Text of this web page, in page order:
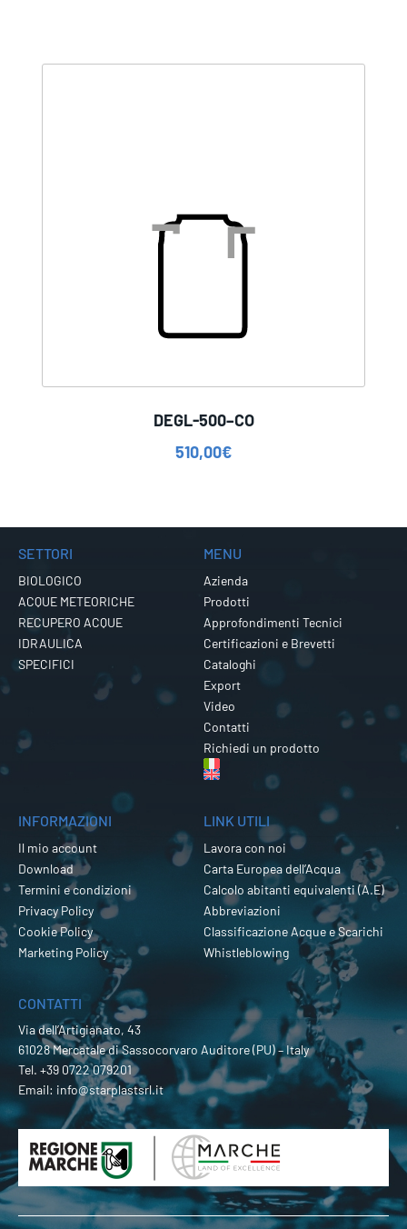
DEGL-500–CO
510,00€
SETTORI
BIOLOGICO
ACQUE METEORICHE
RECUPERO ACQUE
IDRAULICA
SPECIFICI
MENU
Azienda
Prodotti
Approfondimenti Tecnici
Certificazioni e Brevetti
Cataloghi
Export
Video
Contatti
Richiedi un prodotto
INFORMAZIONI
Il mio account
Download
Termini e condizioni
Privacy Policy
Cookie Policy
Marketing Policy
LINK UTILI
Lavora con noi
Carta Europea dell’Acqua
Calcolo abitanti equivalenti (A.E)
Abbreviazioni
Classificazione Acque e Scarichi
Whistleblowing
CONTATTI
Via dell’Artigianato, 43
61028 Mercatale di Sassocorvaro Auditore (PU) – Italy
Tel. +39 0722 079201
Email: info@starplastsrl.it